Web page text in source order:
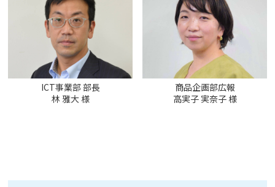
ICT事業部 部長
林 雅大 様
商品企画部広報
高実子 実奈子 様